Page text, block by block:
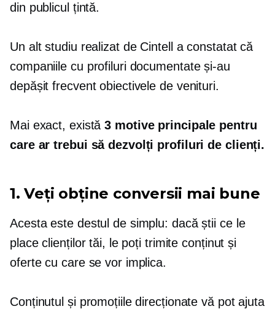
din publicul țintă.
Un alt studiu realizat de Cintell a constatat că
companiile cu profiluri documentate și-au
depășit frecvent obiectivele de venituri.
Mai exact, există3 motive principale pentru
care ar trebui să dezvolți profiluri de clienți.
1. Veți obține conversii mai bune
Acesta este destul de simplu: dacă știi ce le
place clienților tăi, le poți trimite conținut și
oferte cu care se vor implica.
Conținutul și promoțiile direcționate vă pot ajuta